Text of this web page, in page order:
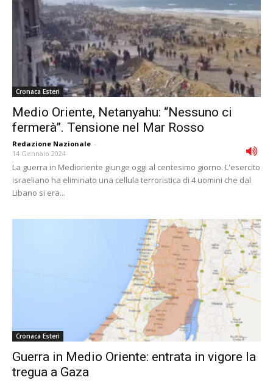
Cronaca Esteri
Medio Oriente, Netanyahu: “Nessuno ci
fermerà”. Tensione nel Mar Rosso
Redazione Nazionale -
14 Gennaio 2024
La guerra in Medioriente giunge oggi al centesimo giorno. L'esercito
israeliano ha eliminato una cellula terroristica di 4 uomini che dal
Libano si era...
Cronaca Esteri
Guerra in Medio Oriente: entrata in vigore la
tregua a Gaza